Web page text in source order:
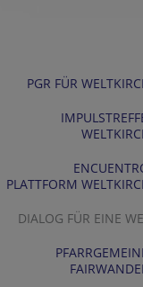
PGR FÜR
PLATTFORM
DIALOG FÜR EINE